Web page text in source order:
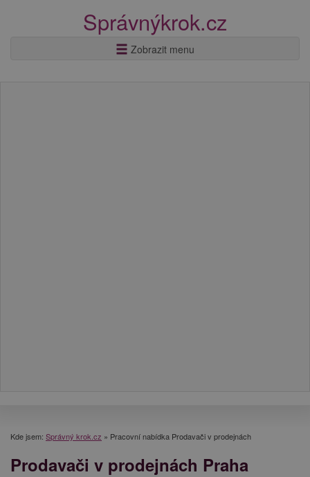
Správnýkrok.cz
Zobrazit menu
Kde jsem: Správný krok.cz » Pracovní nabídka Prodavači v prodejnách
Prodavači v prodejnách Praha